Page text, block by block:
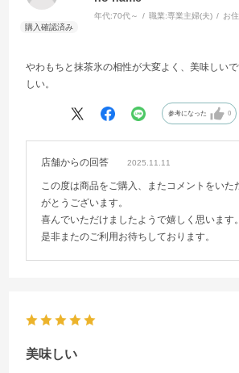
年代:70代～ 職業:専業主婦(夫) お
やわもちと抹茶氷の相性が大変よく、美味しい
しい。
参考になった 0
店舗からの回答 2025.11.11
この度は商品をご購入、またコメントをいた
がとうございます。
喜んでいただけましたようで嬉しく思います。
是非またのご利用お待ちしております。
美味しい